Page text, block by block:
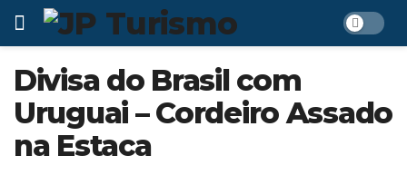
Divisa do Brasil com
Uruguai – Cordeiro Assado
na Estaca